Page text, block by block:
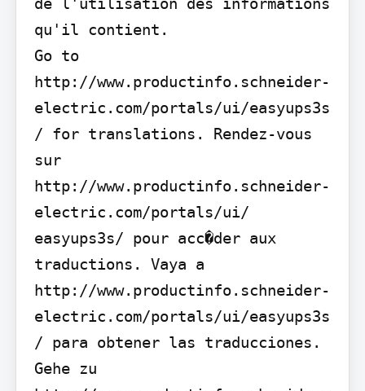
qu'il contient.
Go to
http://www.productinfo.schneider-
electric.com/portals/ui/easyups3s
/ for translations. Rendez-vous
sur
http://www.productinfo.schneider-
electric.com/portals/ui/
easyups3s/ pour acc�der aux
traductions. Vaya a
http://www.productinfo.schneider-
electric.com/portals/ui/easyups3s
/ para obtener las traducciones.
Gehe zu